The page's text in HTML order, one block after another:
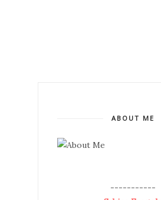
ABOUT ME
-----------